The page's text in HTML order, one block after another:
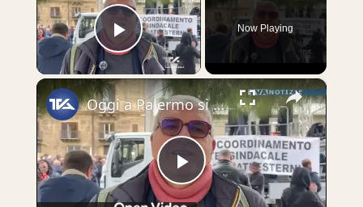
Play Video
Now Playing
×
Play
Oggi a Palermo si è svolta la manifestazione regionale della medicina convenzionata. Le ragioni dell